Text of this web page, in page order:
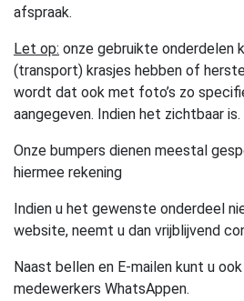
afspraak.
Let op: onze gebruikte onderdelen
(transport) krasjes hebben of
wordt dat ook met foto’s zo
aangegeven. Indien het zichtbaar is.
Onze bumpers dienen meestal
hiermee rekening
Indien u het gewenste onderdeel
website, neemt u dan vrijblijvend
Naast bellen en E-mailen kunt u
medewerkers WhatsAppen.